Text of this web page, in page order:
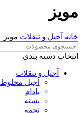
مویز
خانه آجیل و تنقلات مویز
انتخاب دسته بندی
آجیل و تنقلات
آجیل مخلوط
بادام
پسته
تخمه